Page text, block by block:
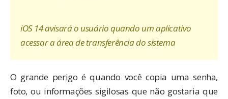
iOS 14 avisará o usuário quando um aplicativo
acessar a área de transferência do sistema
O grande perigo é quando você copia uma senha,
foto, ou informações sigilosas que não gostaria que